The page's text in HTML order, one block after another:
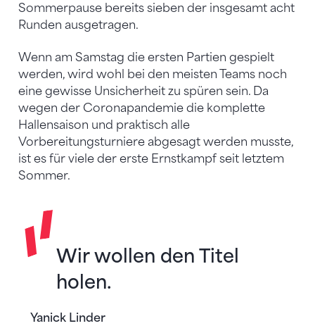
Sommerpause bereits sieben der insgesamt acht
Runden ausgetragen.
Wenn am Samstag die ersten Partien gespielt
werden, wird wohl bei den meisten Teams noch
eine gewisse Unsicherheit zu spüren sein. Da
wegen der Coronapandemie die komplette
Hallensaison und praktisch alle
Vorbereitungsturniere abgesagt werden musste,
ist es für viele der erste Ernstkampf seit letztem
Sommer.
Yanick Linder
Wir wollen den Titel
holen.